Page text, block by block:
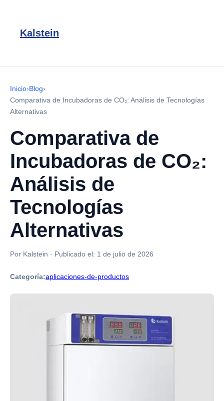
Kalstein
Inicio›Blog›
Comparativa de Incubadoras de CO₂: Análisis de Tecnologías
Alternativas
Comparativa de
Incubadoras de CO₂:
Análisis de
Tecnologías
Alternativas
Por Kalstein · Publicado el: 1 de julio de 2026
Categoría:aplicaciones-de-productos